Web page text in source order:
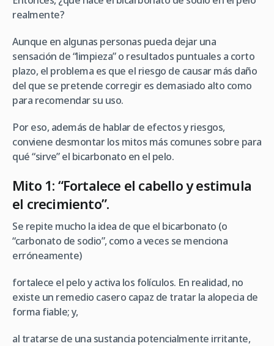
realmente?
Aunque en algunas personas pueda dejar una
sensación de “limpieza” o resultados puntuales a corto
plazo, el problema es que el riesgo de causar más daño
del que se pretende corregir es demasiado alto como
para recomendar su uso.
Por eso, además de hablar de efectos y riesgos,
conviene desmontar los mitos más comunes sobre para
qué “sirve” el bicarbonato en el pelo.
Mito 1: “Fortalece el cabello y estimula
el crecimiento”.
Se repite mucho la idea de que el bicarbonato (o
“carbonato de sodio”, como a veces se menciona
erróneamente)
fortalece el pelo y activa los folículos. En realidad, no
existe un remedio casero capaz de tratar la alopecia de
forma fiable; y,
al tratarse de una sustancia potencialmente irritante,